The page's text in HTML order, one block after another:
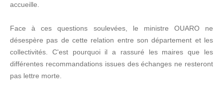
accueille.
Face à ces questions soulevées, le ministre OUARO ne
désespère pas de cette relation entre son département et les
collectivités. C'est pourquoi il a rassuré les maires que les
différentes recommandations issues des échanges ne resteront
pas lettre morte.